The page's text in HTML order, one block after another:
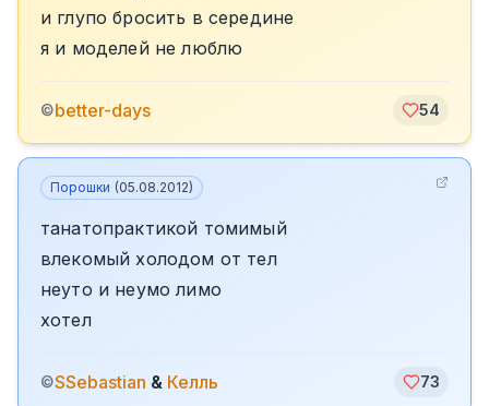
и глупо бросить в середине
я и моделей не люблю
©better-days 54
Порошки (05.08.2012)
танатопрактикой томимый
влекомый холодом от тел
неуто и неумо лимо
хотел
©SSebastian & Келль 73